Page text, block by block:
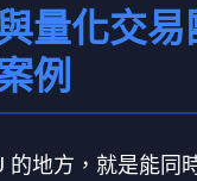
量化交易
例
的地方，就是能同